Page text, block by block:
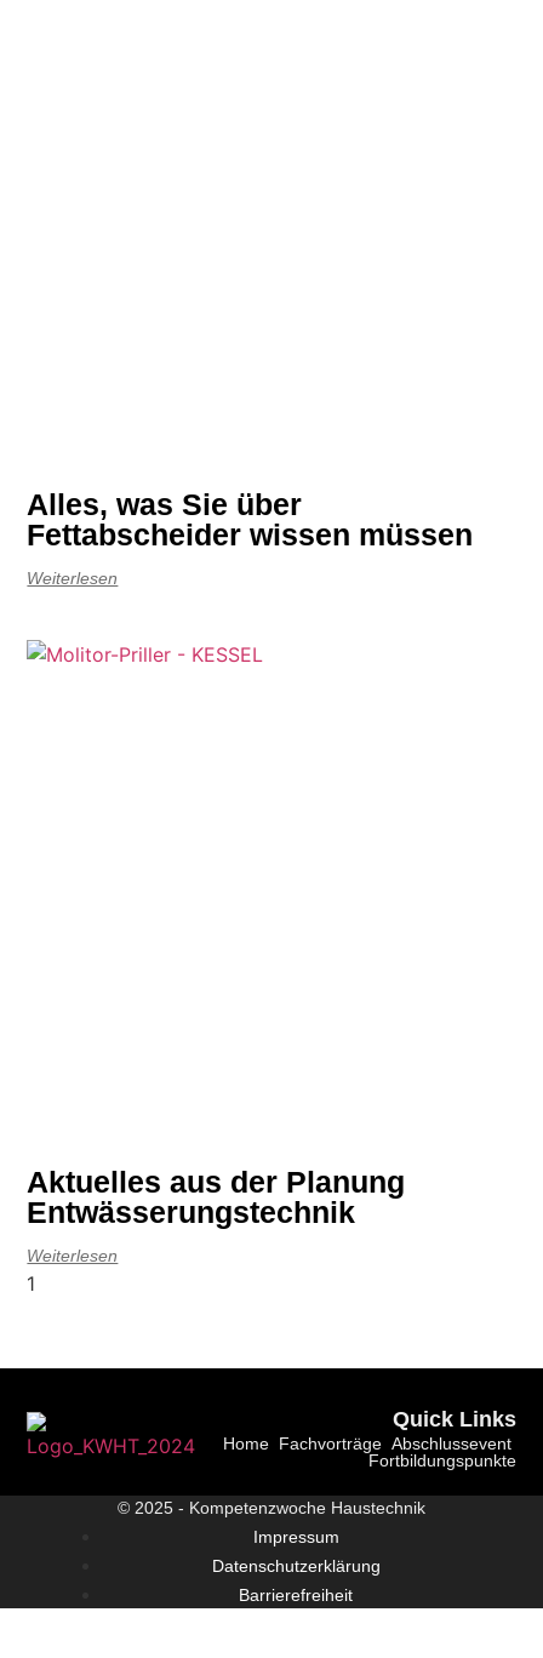
Alles, was Sie über
Fettabscheider wissen müssen
Weiterlesen
Aktuelles aus der Planung
Entwässerungstechnik
Weiterlesen
Quick Links
Home Fachvorträge Abschlussevent
Fortbildungspunkte
© 2025 - Kompetenzwoche Haustechnik
Impressum
Datenschutzerklärung
Barrierefreiheit